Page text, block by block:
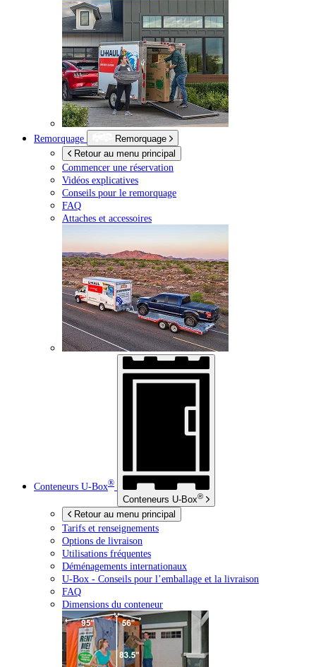
Remorquage
Remorquage
Retour au menu principal
Commencer une réservation
Vidéos explicatives
Conseils pour le remorquage
FAQ
Attaches et accessoires
Conteneurs U-Box®
Conteneurs U-Box®
Retour au menu principal
Tarifs et renseignements
Options de livraison
Utilisations fréquentes
Déménagements internationaux
U-Box - Conseils pour l’emballage et la livraison
FAQ
Dimensions du conteneur